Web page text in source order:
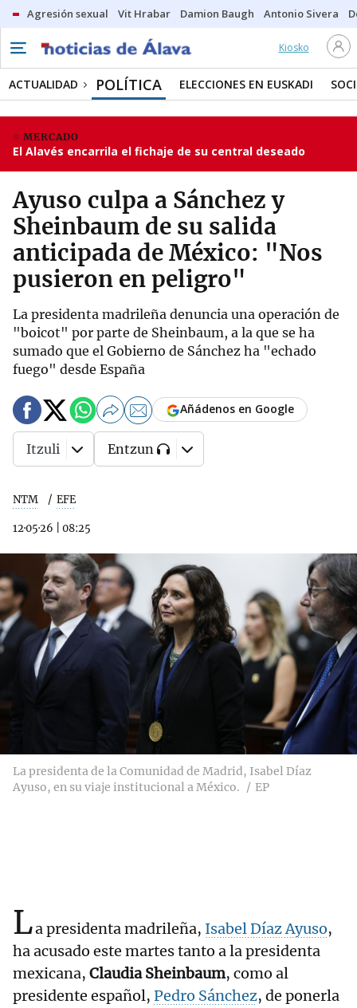
Agresión sexual Vit Hrabar Damion Baugh Antonio Sivera
Kiosko
ACTUALIDAD POLÍTICA ELECCIONES EN EUSKADI
MERCADO
El Alavés encarrila el fichaje de su central deseado
Ayuso culpa a Sánchez y
Sheinbaum de su salida
anticipada de México: "Nos
pusieron en peligro"
La presidenta madrileña denuncia una operación de
"boicot" por parte de Sheinbaum, a la que se ha
sumado que el Gobierno de Sánchez ha "echado
fuego" desde España
NTM EFE
12·05·26 08:25
Añádenos en Google
Itzuli Entzun
La presidenta de la Comunidad de Madrid, Isabel Díaz
Ayuso, en su viaje institucional a México.
EP
La presidenta madrileña, Isabel Díaz Ayuso,
ha acusado este martes tanto a la presidenta
mexicana, Claudia Sheinbaum, como al
presidente español, Pedro Sánchez, de ponerla